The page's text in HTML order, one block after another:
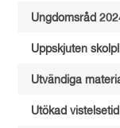
Ungdomsråd
Uppskjuten
Utvändiga
Utökad